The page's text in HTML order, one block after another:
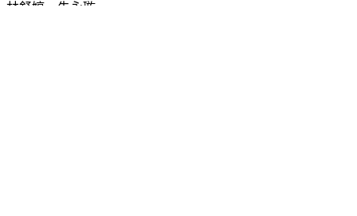
林舒婷、朱永璇